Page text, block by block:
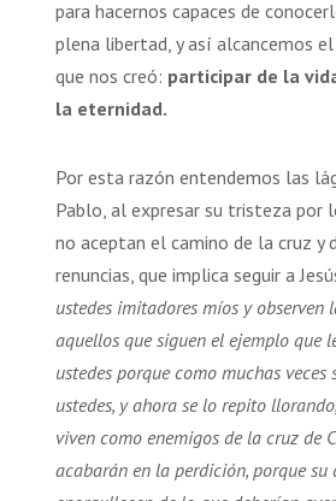
para hacernos capaces de
plena libertad, y así alcancemos
que nos creó: participar de la
la eternidad.
Por esta razón entendemos las
Pablo, al expresar su tristeza por
no aceptan el camino de la cruz y
renuncias, que implica seguir a
ustedes imitadores míos y observen
aquellos que siguen el ejemplo que
ustedes porque como muchas veces
ustedes, y ahora se lo repito
viven como enemigos de la cruz de
acabarán en la perdición, porque su